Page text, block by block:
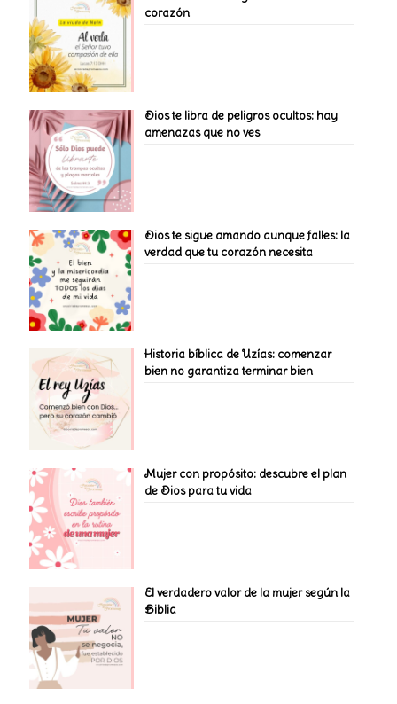
corazón
Dios te libra de peligros ocultos: hay
amenazas que no ves
Dios te sigue amando aunque falles: la
verdad que tu corazón necesita
Historia bíblica de Uzías: comenzar
bien no garantiza terminar bien
Mujer con propósito: descubre el plan
de Dios para tu vida
El verdadero valor de la mujer según la
Biblia